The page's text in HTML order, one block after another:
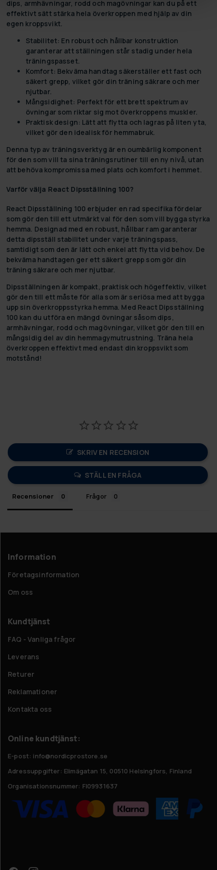
dips, armhävningar, rodd och magövningar kan du på ett
effektivt sätt stärka hela överkroppen med hjälp av din
egen kroppsvikt.
Stabilitet: En robust och hållbar konstruktion
garanterar att ställningen står stadig under hela
träningspasset.
Komfort: Bekväma handtag säkerställer ett fast och
säkert grepp, vilket gör din träning säkrare och mer
njutbar.
Mångsidighet: Perfekt för ett brett spektrum av
övningar som riktar sig mot överkroppens muskler.
Praktisk design: Lätt att flytta och lagras på liten yta,
vilket gör den idealisk för hemmabruk.
Denna typ av träningsverktyg är en oumbärlig komponent
för den som vill ta sina träningsrutiner till en ny nivå, utan
att behöva kompromissa med plats och komfort i hemmet.
Varför välja React Dipsställning 100?
React Dipsställning 100 erbjuder en rad specifika fördelar
som gör den till ett utmärkt val för den som vill bygga styrka
hemma. Designad med en robust, hållbar ram garanterar
detta dipsställ stabilitet under varje träningspass,
samtidigt som den är lätt och enkel att flytta vid behov. De
bekväma handtagen ger ett säkert grepp som gör din
träning säkrare och mer njutbar.
Dipsställningen är kompakt, praktisk och högeffektiv, vilket
gör den till ett måste för alla som är seriösa med att bygga
upp sin överkroppsstyrka hemma. Med React Dipsställning
100 kan du utföra en mängd övningar såsom dips,
armhävningar, rodd och magövningar, vilket gör den till en
mångsidig del av din hemmagymutrustning. Träna hela
överkroppen effektivt med endast din kroppsvikt som
motstånd!
SKRIV EN RECENSION
STÄLL EN FRÅGA
Recensioner Frågor
Information
Företagsinformation
Om oss
Kundtjänst
FAQ - Vanliga frågor
Leverans
Returer
Reklamationer
Kontakta oss
Online kundtjänst:
E-post: info@nordicprostore.se
Adressuppgifter: Elimägatan 15, 00510 Helsingfors, Finland
Organisationsnummer: FI09931637